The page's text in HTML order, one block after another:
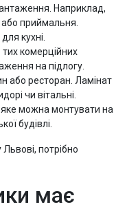
Наприклад,
приймальня.
кухні.
комерційних
на підлогу.
або ресторан. Ламінат
чи вітальні.
яке можна монтувати на
будівлі.
потрібно
має